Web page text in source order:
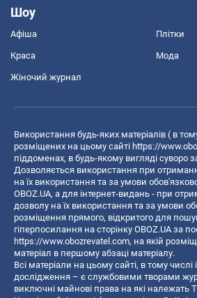
Шоу
Афіша Плітки
Краса Мода
Жіночий журнал
Використання будь-яких матеріалів ( в
розміщених на цьому сайті https://
піддоменах, в будь-якому вигляді суворо
Дозволяється використання при
на їх використання та за умови
OBOZ.UA, а для інтернет-видань - при
дозволу на їх використання та за умови
розміщення прямого, відкритого для
гіперпосилання на сторінку OBOZ.UA за
https://www.obozrevatel.com, на якій
матеріал в першому абзаці матеріалу.
Всі матеріали на цьому сайті, в тому числі
дослідження – є службовими творами
виключні майнові права на які належать